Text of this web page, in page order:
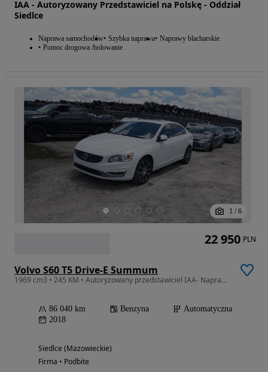
IAA - Autoryzowany Przedstawiciel na Polskę - Oddział
Siedlce
Naprawa samochodów Szybka naprawa Naprawy blacharskie
Pomoc drogowa /holowanie
1 / 6
Volvo S60 T5 Drive-E Summum
1969 cm3 • 245 KM • Autoryzowany przedstawiciel IAA- Naprawiamy Auta Na Gotowo!!
86 040 km Benzyna
Automatyczna
2018
Siedlce (Mazowieckie)
Firma • Podbite
22 950 PLN